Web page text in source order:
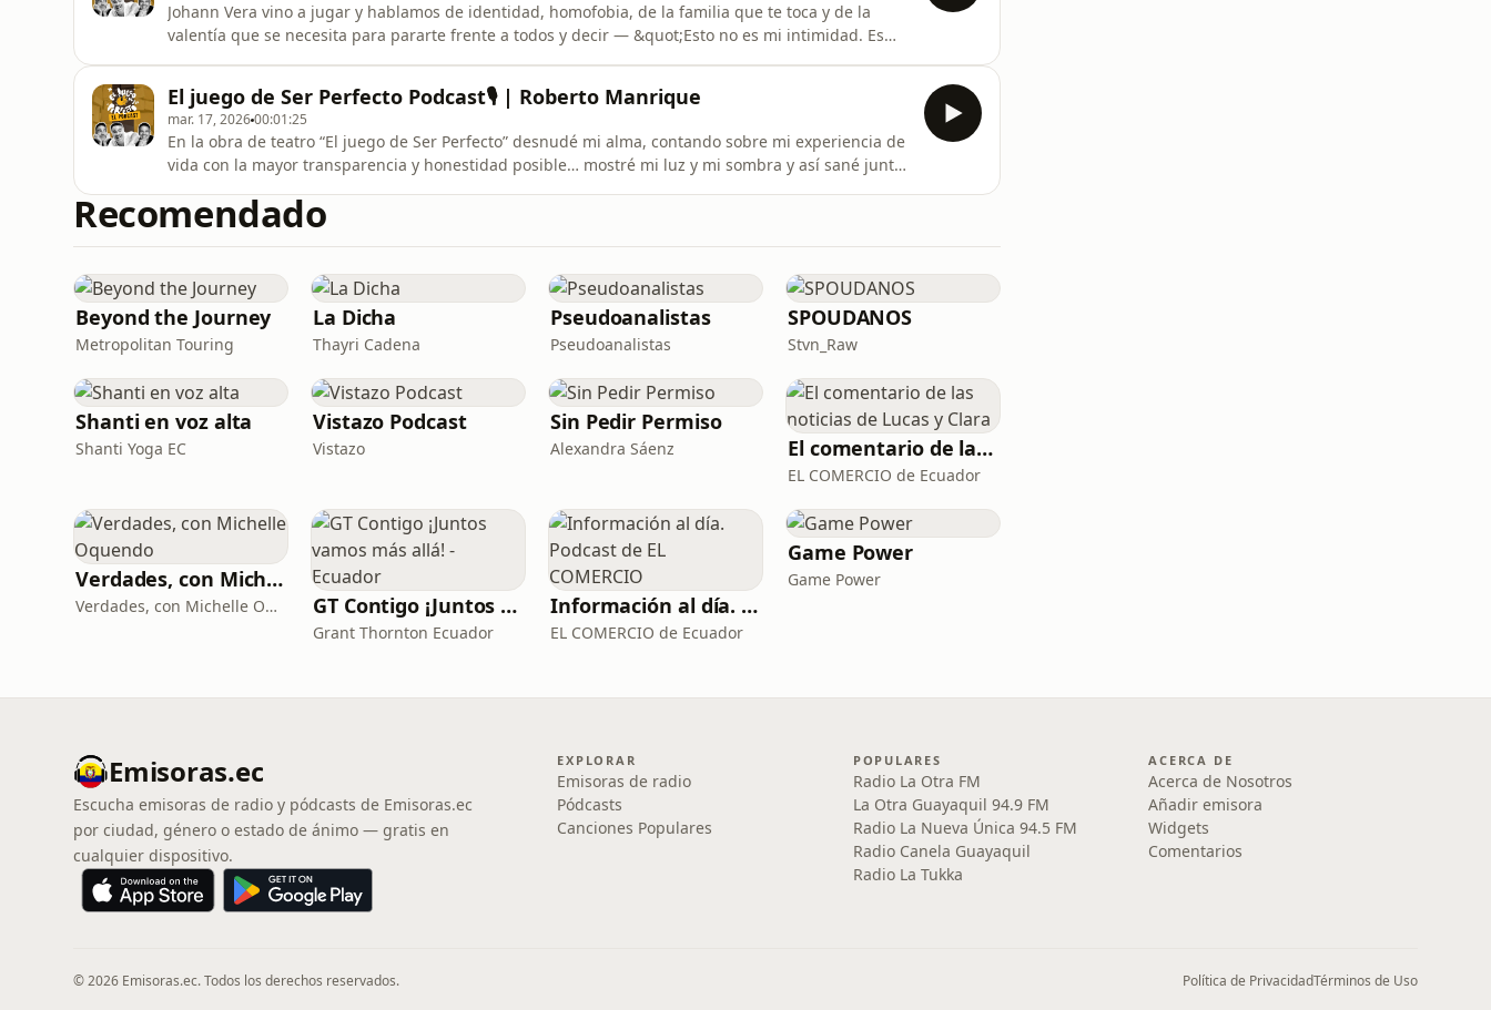
Johann Vera vino a jugar y hablamos de identidad, homofobia, de la familia que te toca y de la
valentía que se necesita para pararte frente a todos y decir — &quot;Esto no es mi intimidad. Es
El juego de Ser Perfecto Podcast🎙️ | Roberto Manrique
mar. 17, 202600:01:25
En la obra de teatro “El juego de Ser Perfecto” desnudé mi alma, contando sobre mi experiencia de
vida con la mayor transparencia y honestidad posible… mostré mi luz y mi sombra y así sané juntos
jugar en un podcast, en esta primera temporada, junto a mis amigos que ahora se desnudan
también.🎙️ Nuevos epi
Recomendado
Beyond the Journey
Metropolitan Touring
La Dicha
Thayri Cadena
Pseudoanalistas
Pseudoanalistas
SPOUDANOS
Stvn_Raw
Shanti en voz alta
Shanti Yoga EC
Vistazo Podcast
Vistazo
Sin Pedir Permiso
Alexandra Sáenz El comentario de las noticias de Lucas y Clara
EL COMERCIO de Ecuador
Verdades, con Michelle Oquendo
Verdades, con Michelle Oquendo GT Contigo ¡Juntos vamos más allá! - Ecuador
Grant Thornton Ecuador
Información al día. Podcast de EL COMERCIO
EL COMERCIO de Ecuador
Game Power
Game Power
Emisoras.ec
Escucha emisoras de radio y pódcasts de Emisoras.ec
por ciudad, género o estado de ánimo — gratis en
cualquier dispositivo.
EXPLORAR
Emisoras de radio
Pódcasts
Canciones Populares
POPULARES
Radio La Otra FM
La Otra Guayaquil 94.9 FM
Radio La Nueva Única 94.5 FM
Radio Canela Guayaquil
Radio La Tukka
ACERCA DE
Acerca de Nosotros
Añadir emisora
Widgets
Comentarios
© 2026 Emisoras.ec. Todos los derechos reservados. Política de PrivacidadTérminos de Uso